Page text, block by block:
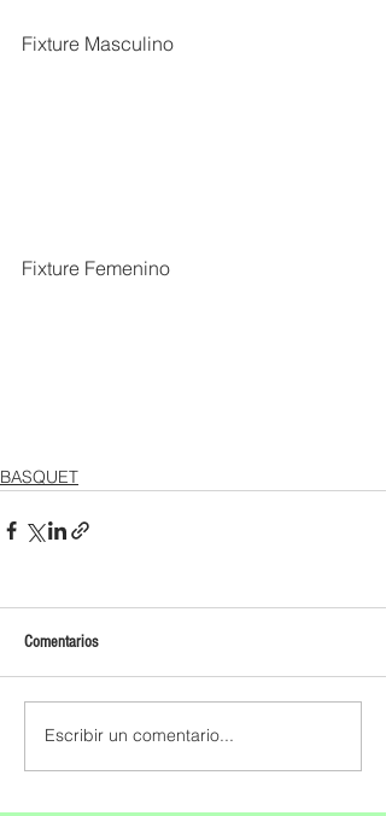
Fixture Masculino
Fixture Femenino
BASQUET
Comentarios
Escribir un comentario...